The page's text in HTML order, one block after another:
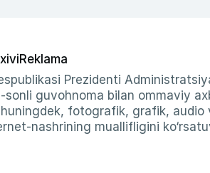
Reklama
Prezidenti
guvohnoma bilan ommaviy
fotografik, grafik, audio
nashrining muallifligini